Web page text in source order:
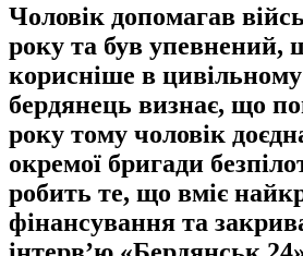
Чоловік допомагав
року та був упевнений,
корисніше в
бердянець визнає, що
року тому чоловік
окремої бригади
робить те, що вміє
фінансування та